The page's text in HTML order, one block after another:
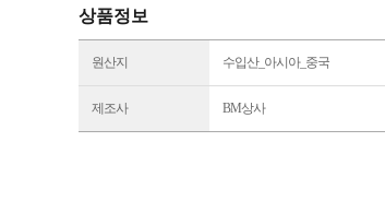
상품정보
원산지 수입산_아시아_중국
제조사 BM상사